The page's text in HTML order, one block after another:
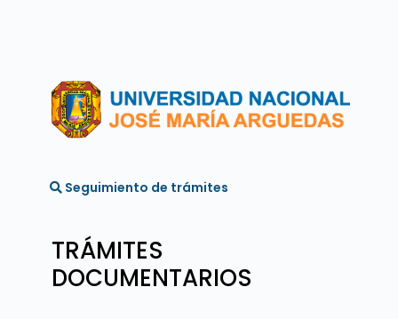
Seguimiento de trámites
TRÁMITES
DOCUMENTARIOS